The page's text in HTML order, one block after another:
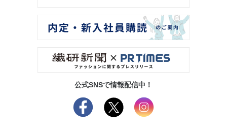
公式SNSで情報配信中！